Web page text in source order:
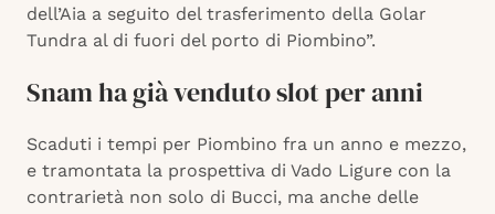
dell’Aia a seguito del trasferimento della Golar
Tundra al di fuori del porto di Piombino”.
Snam ha già venduto slot per anni
Scaduti i tempi per Piombino fra un anno e mezzo,
e tramontata la prospettiva di Vado Ligure con la
contrarietà non solo di Bucci, ma anche delle